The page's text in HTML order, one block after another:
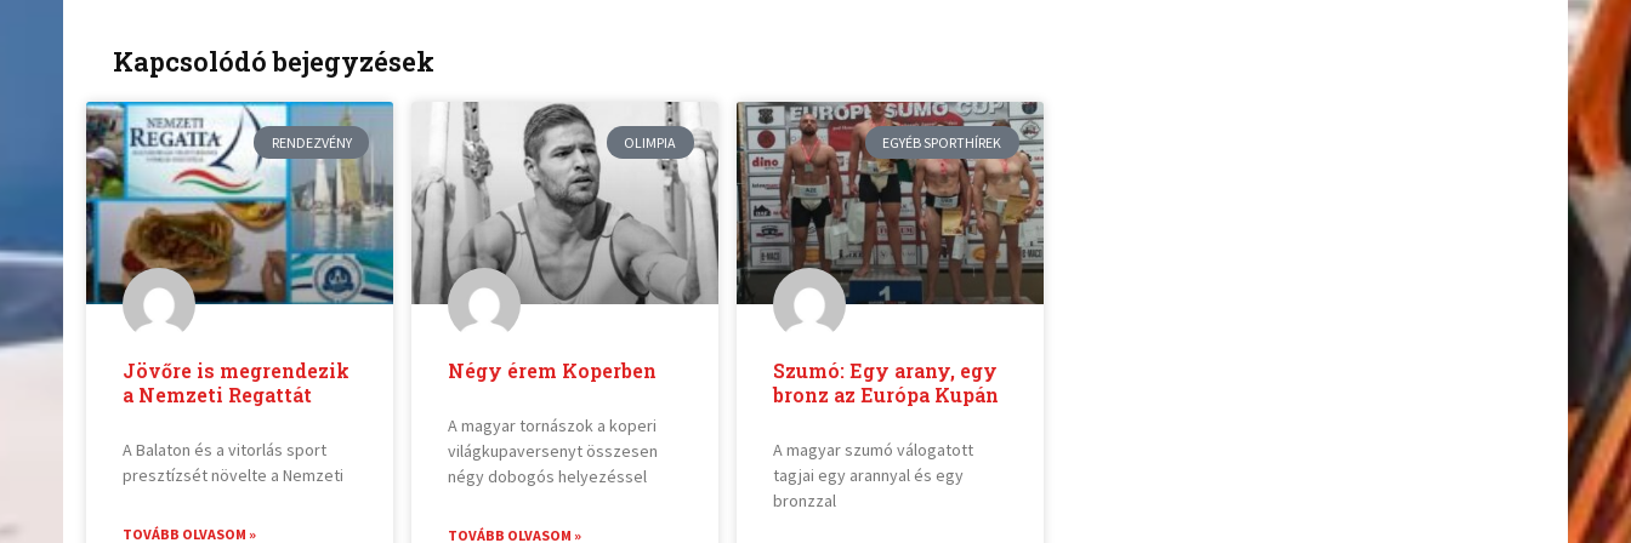
Kapcsolódó bejegyzések
RENDEZVÉNY
Jövőre is megrendezik
a Nemzeti Regattát
A Balaton és a vitorlás sport
presztízsét növelte a Nemzeti
TOVÁBB OLVASOM »
OLIMPIA
Négy érem Koperben
A magyar tornászok a koperi
világkupaversenyt összesen
négy dobogós helyezéssel
TOVÁBB OLVASOM »
EGYÉB SPORTHÍREK
Szumó: Egy arany, egy
bronz az Európa Kupán
A magyar szumó válogatott
tagjai egy arannyal és egy
bronzzal